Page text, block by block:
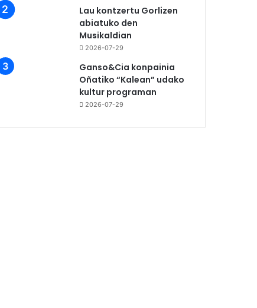
Lau kontzertu Gorlizen
abiatuko den
Musikaldian
2026-07-29
Ganso&Cia konpainia
Oñatiko “Kalean” udako
kultur programan
2026-07-29